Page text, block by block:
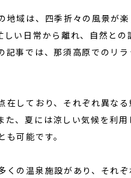
地域は、四季折々の風景が楽
い日常から離れ、自然との
記事では、那須高原でのリラ
在しており、それぞれ異なる
、夏には涼しい気候を利用
可能です。
くの温泉施設があり、それぞ